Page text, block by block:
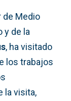
de Medio
y de la
, ha visitado
los trabajos
la visita,